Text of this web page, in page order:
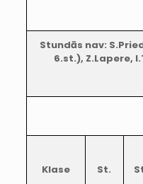
Stundās nav:
6.st.), Z.Lapere,
Klase St.